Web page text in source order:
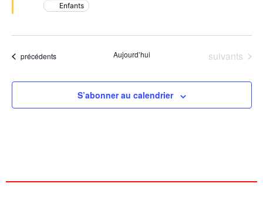
Enfants
Évènements
précédents Aujourd’hui Évènements
suivants
S’abonner au calendrier